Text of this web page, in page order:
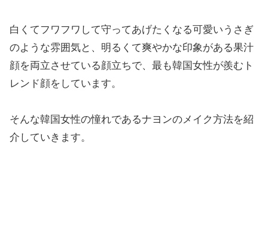
白くてフワフワして守ってあげたくなる可愛いうさぎ
のような雰囲気と、明るくて爽やかな印象がある果汁
顔を両立させている顔立ちで、最も韓国女性が羨むト
レンド顔をしています。
そんな韓国女性の憧れであるナヨンのメイク方法を紹
介していきます。